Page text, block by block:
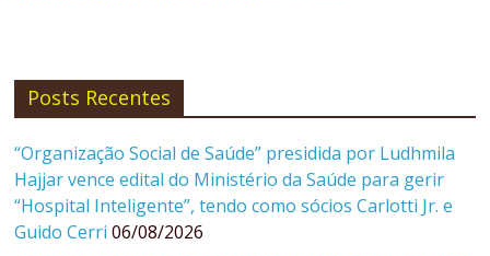
Posts Recentes
“Organização Social de Saúde” presidida por Ludhmila
Hajjar vence edital do Ministério da Saúde para gerir
“Hospital Inteligente”, tendo como sócios Carlotti Jr. e
Guido Cerri 06/08/2026